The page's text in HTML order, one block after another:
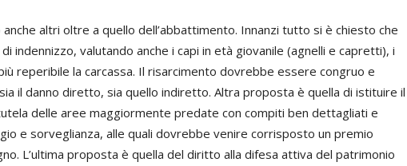
altri oltre a quello dell’abbattimento. Innanzi tutto si è chiesto che
indennizzo, valutando anche i capi in età giovanile (agnelli e capretti), i
reperibile la carcassa. Il risarcimento dovrebbe essere congruo e
il danno diretto, sia quello indiretto. Altra proposta è quella di istituire il
delle aree maggiormente predate con compiti ben dettagliati e
e sorveglianza, alle quali dovrebbe venire corrisposto un premio
L’ultima proposta è quella del diritto alla difesa attiva del patrimonio